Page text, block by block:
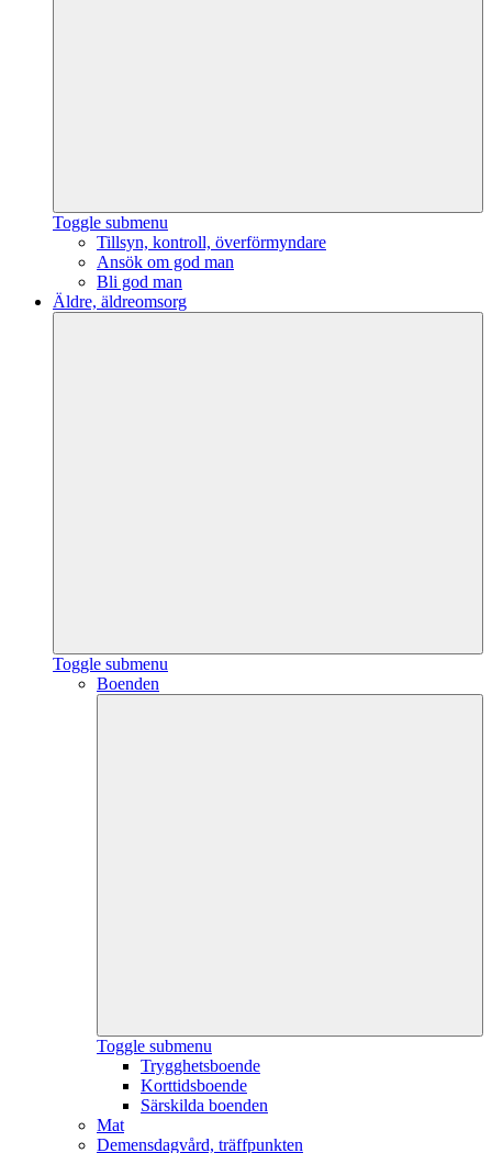
Toggle submenu
Tillsyn, kontroll, överförmyndare
Ansök om god man
Bli god man
Äldre, äldreomsorg
Toggle submenu
Boenden
Toggle submenu
Trygghetsboende
Korttidsboende
Särskilda boenden
Mat
Demensdagvård, träffpunkten